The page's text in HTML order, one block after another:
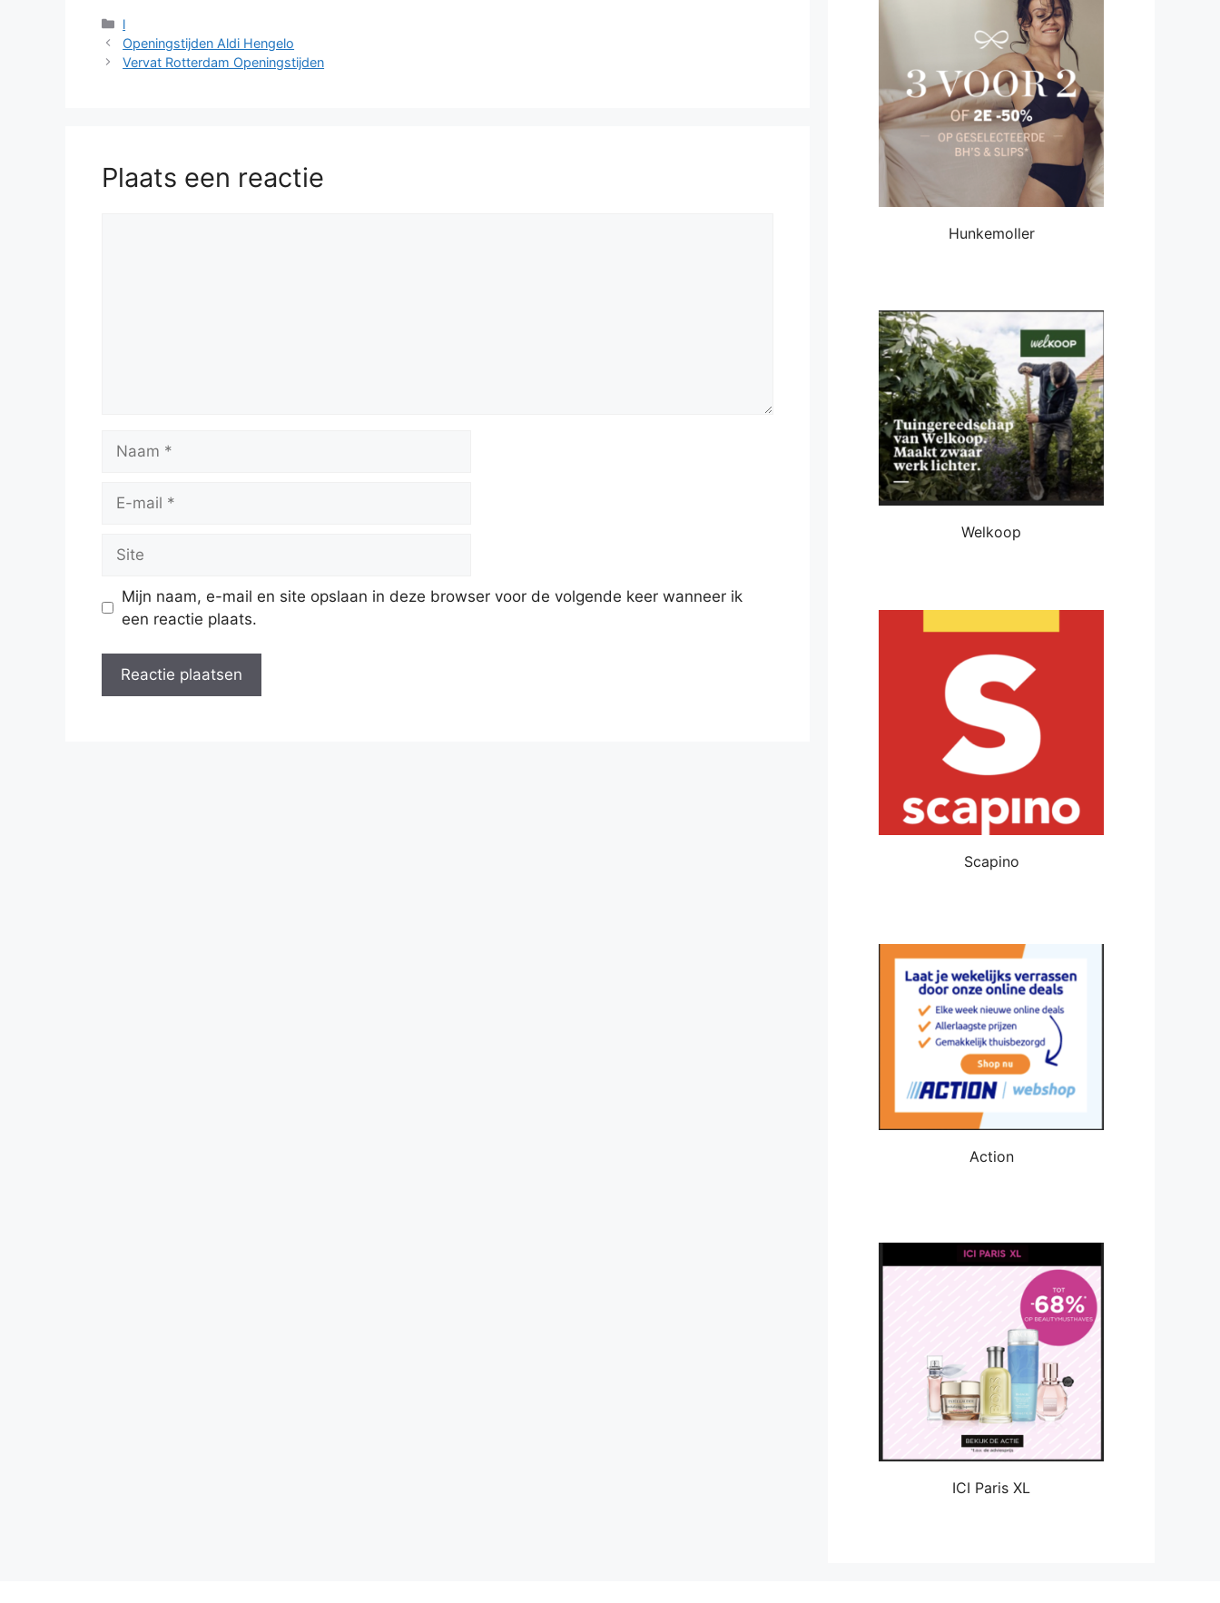
Categorieën
l
Openingstijden Aldi Hengelo
Vervat Rotterdam Openingstijden
Plaats een reactie
mail
Mijn naam, e-mail en site opslaan in deze browser voor de volgende keer wanneer ik
een reactie plaats.
Hunkemoller
Welkoop
Scapino
Action
ICI Paris XL